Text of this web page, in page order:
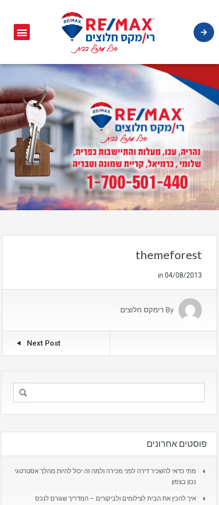
themeforest
04/08/2013
in
By רימקס חלוצים
Next Post
פוסטים אחרונים
מתי כדאי להשכיר דירה לפני מכירה ולמה זה יכול להיות מהלך אסטרטגי
נכון בצפון
איך להכין את הבית לצילומים ולביקורים – המדריך שגורם לנכס